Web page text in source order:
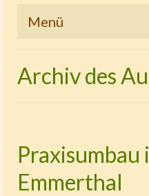
Menü
Therapien und
Klassische
Cranio – Sacrale –
Archiv des
Praxisumbau
Emmerthal